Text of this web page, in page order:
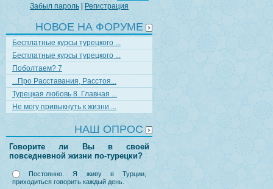
Забыл пароль
Регистрация
НОВОЕ НА ФОРУМЕ
Бесплатные курсы турецкого ...
Бесплатные курсы турецкого ...
Поболтаем? 7
...Про Расставания, Расстоя...
Турецкая любовь 8. Главная ...
Не могу привыкнуть к жизни ...
НАШ ОПРОС
Говорите ли Вы в своей
повседневной жизни по-турецки?
Постоянно. Я живу в Турции,
приходиться говорить каждый день.